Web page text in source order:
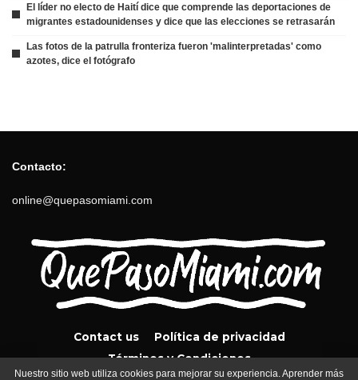
El líder no electo de Haití dice que comprende las deportaciones de
migrantes estadounidenses y dice que las elecciones se retrasarán
Las fotos de la patrulla fronteriza fueron 'malinterpretadas' como
azotes, dice el fotógrafo
Contacto:
online@quepasomiami.com
Contact us
Política de privacidad
Términos y Condiciones
Nuestro sitio web utiliza cookies para mejorar su experiencia. Aprender más